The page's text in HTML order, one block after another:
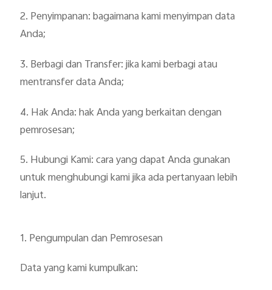
2. Penyimpanan: bagaimana kami menyimpan data
Anda;
3. Berbagi dan Transfer: jika kami berbagi atau
mentransfer data Anda;
4. Hak Anda: hak Anda yang berkaitan dengan
pemrosesan;
5. Hubungi Kami: cara yang dapat Anda gunakan
untuk menghubungi kami jika ada pertanyaan lebih
lanjut.
1. Pengumpulan dan Pemrosesan
Data yang kami kumpulkan: